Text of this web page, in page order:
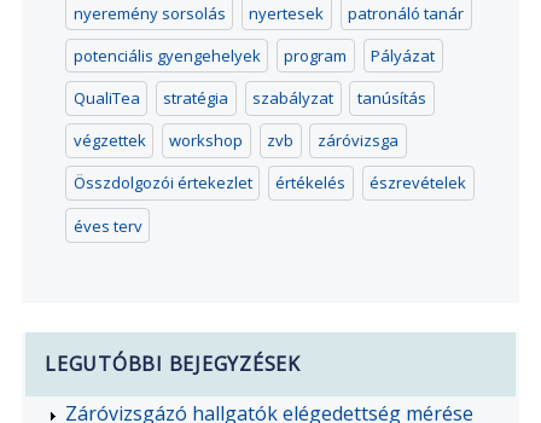
nyeremény sorsolás
nyertesek
patronáló tanár
potenciális gyengehelyek
program
Pályázat
QualiTea
stratégia szabályzat
tanúsítás
végzettek
workshop zvb
záróvizsga
Összdolgozói értekezlet
értékelés
észrevételek
éves terv
LEGUTÓBBI BEJEGYZÉSEK
Záróvizsgázó hallgatók elégedettség mérése